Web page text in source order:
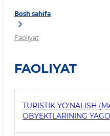
Bosh sahifa
Faoliyat
FAOLIYAT
TURISTIK YO‘NALISH
OBYEKTLARINING